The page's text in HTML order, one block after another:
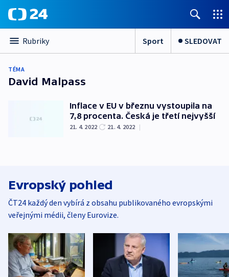
Rubriky Sport SLEDOVAT
TÉMA
David Malpass
Inflace v EU v březnu vystoupila na
7,8 procenta. Česká je třetí nejvyšší
21. 4. 2022 21. 4. 2022 |
Evropský pohled
ČT24 každý den vybírá z obsahu publikovaného evropskými
veřejnými médii, členy Eurovize.